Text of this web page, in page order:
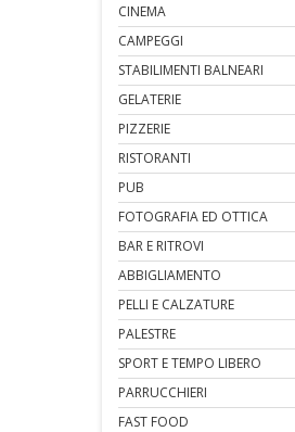
CINEMA
CAMPEGGI
STABILIMENTI BALNEARI
GELATERIE
PIZZERIE
RISTORANTI
PUB
FOTOGRAFIA ED OTTICA
BAR E RITROVI
ABBIGLIAMENTO
PELLI E CALZATURE
PALESTRE
SPORT E TEMPO LIBERO
PARRUCCHIERI
FAST FOOD